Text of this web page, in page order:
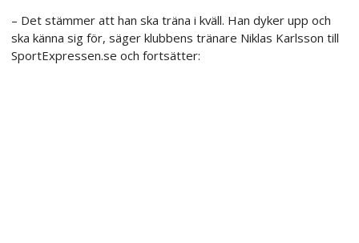
– Det stämmer att han ska träna i kväll. Han dyker upp och
ska känna sig för, säger klubbens tränare Niklas Karlsson till
SportExpressen.se och fortsätter: